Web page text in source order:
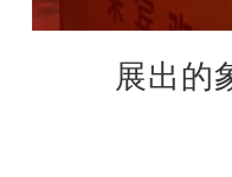
展出的